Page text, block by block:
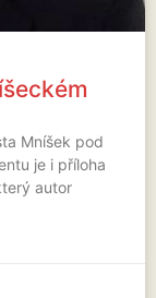
Mníšek pod
je i příloha
autor